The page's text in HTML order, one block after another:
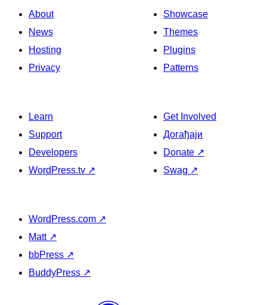
About
News
Hosting
Privacy
Showcase
Themes
Plugins
Patterns
Learn
Support
Developers
WordPress.tv ↗
Get Involved
Догађаји
Donate ↗
Swag ↗
WordPress.com ↗
Matt ↗
bbPress ↗
BuddyPress ↗